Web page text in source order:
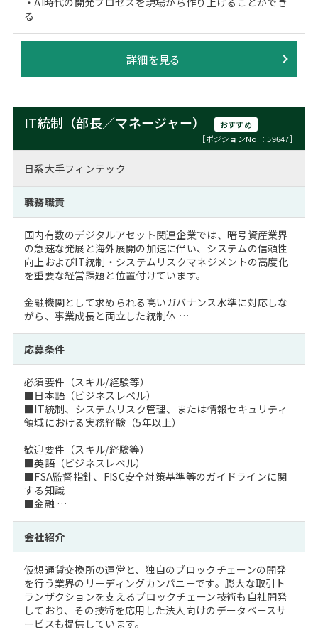
る
詳細を見る
IT統制（部長／マネージャー）
おすすめ
［ポジションNo.：59647］
日系大手フィンテック
職務職責
国内有数のデジタルアセット関連企業では、暗号資産業界
の急速な発展と海外展開の加速に伴い、システムの信頼性
向上およびIT統制・システムリスクマネジメントの高度化
を重要な経営課題と位置付けています。
金融機関として求められる高いガバナンス水準に対応しな
がら、事業成長と両立した統制体 …
応募条件
必須要件（スキル/経験等）
■日本語（ビジネスレベル）
■IT統制、システムリスク管理、または情報セキュリティ
領域における実務経験（5年以上）
歓迎要件（スキル/経験等）
■英語（ビジネスレベル）
■FSA監督指針、FISC安全対策基準等のガイドラインに関
する知識
■金融 …
会社紹介
仮想通貨交換所の運営と、独自のブロックチェーンの開発
を行う業界のリーディングカンパニーです。膨大な取引ト
ランザクションを支えるブロックチェーン技術も自社開発
しており、その技術を応用した法人向けのデータベースサ
ービスも提供しています。